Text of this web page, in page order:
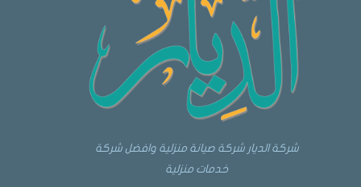
شركة الديار شركة صيانة منزلية وافضل شركة
خدمات منزلية